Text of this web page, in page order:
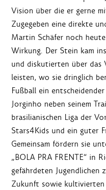
Vision über die er gerne
Zugegeben eine direkte
Martin Schäfer noch
Wirkung. Der Stein kam
und diskutierten über das
leisten, wo sie dringlich
Fußball ein
Jorginho neben seinem
brasilianischen Liga der
Stars4Kids und ein guter
Gemeinsam fördern sie
„BOLA PRA FRENTE“ in
gefährdeten Jugendlichen
Zukunft sowie kultivierten